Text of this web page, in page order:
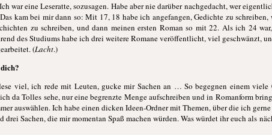
war eine Leseratte, sozusagen. Habe aber nie darüber nachgedacht, wer
kam bei mir dann so: Mit 17, 18 habe ich angefangen, Gedichte zu
zu schreiben, und dann meinen ersten Roman so mit 22. Als ich 24
des Studiums habe ich drei weitere Romane veröffentlicht, viel geschwänzt,
(Lacht.)
viel, ich rede mit Leuten, gucke mir Sachen an … So begegnen einem viele
da Tolles sehe, nur eine begrenzte Menge aufschreiben und in Romanform
auswählen. Ich habe einen dicken Ideen-Ordner mit Themen, über die ich
Sachen, die mir momentan Spaß machen würden. Was würdet ihr euch als